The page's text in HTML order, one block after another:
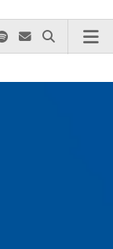
zadzwoń
u
na Xnas na Instagram-ie
nas na TikTok-u
Szukaj nas na Spotify
Wyślij do nas
Szukaj